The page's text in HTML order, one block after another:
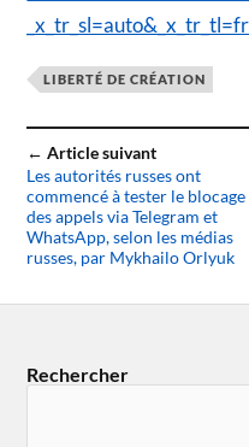
LIBERTÉ DE CRÉATION
← Article suivant
Les autorités russes ont
commencé à tester le blocage
des appels via Telegram et
WhatsApp, selon les médias
russes, par Mykhailo Orlyuk
Rechercher